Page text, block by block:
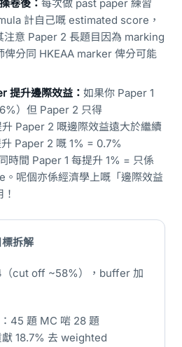
卷後： 每次做 past paper 練習
計自己嘅 estimated score，
注意 Paper 2 長題目因為 marking
分同 HKEAA marker 俾分可能
提升邊際效益： 如果你 Paper 1
）但 Paper 2 只得
Paper 2 嘅邊際效益遠大於繼續
Paper 2 嘅 1% = 0.7%
間 Paper 1 每提升 1% = 只係
呢個亦係經濟學上嘅「邊際效益
拆解
（cut off ~58%），buffer 加
45 題 MC 啱 28 題
18.7% 去 weighted